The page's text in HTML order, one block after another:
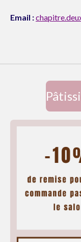
Email :